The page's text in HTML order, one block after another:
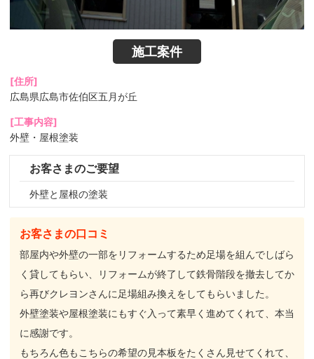
施工案件
[住所]
広島県広島市佐伯区五月が丘
[工事内容]
外壁・屋根塗装
お客さまのご要望
外壁と屋根の塗装
お客さまの口コミ
部屋内や外壁の一部をリフォームするため足場を組んでしばら
く貸してもらい、リフォームが終了して鉄骨階段を撤去してか
ら再びクレヨンさんに足場組み換えをしてもらいました。
外壁塗装や屋根塗装にもすぐ入って素早く進めてくれて、本当
に感謝です。
もちろん色もこちらの希望の見本板をたくさん見せてくれて、